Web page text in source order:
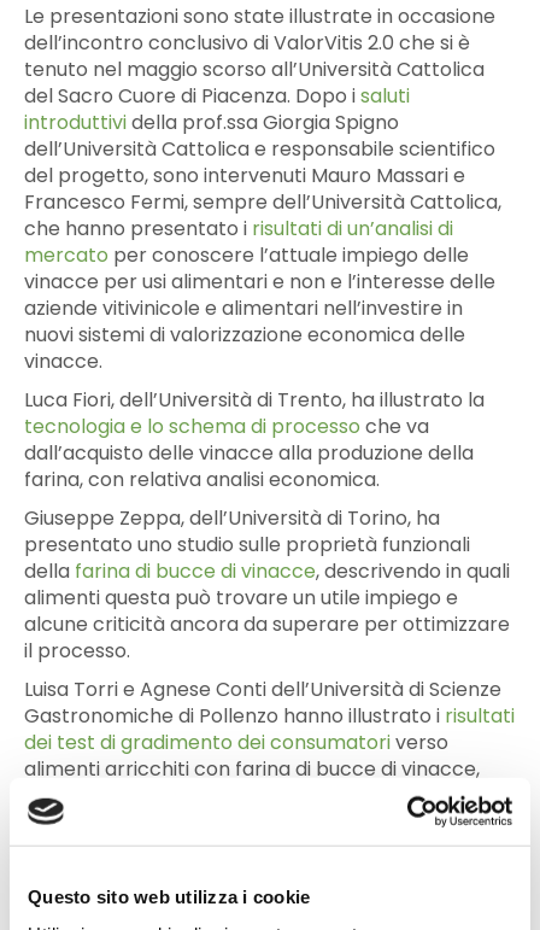
Questo sito web utilizza i cookie
Le presentazioni sono state illustrate in occasione
dell’incontro conclusivo di ValorVitis 2.0 che si è
tenuto nel maggio scorso all’Università Cattolica
del Sacro Cuore di Piacenza. Dopo isaluti
introduttividella prof.ssa Giorgia Spigno
dell’Università Cattolica e responsabile scientifico
del progetto, sono intervenuti Mauro Massari e
Francesco Fermi, sempre dell’Università Cattolica,
che hanno presentato i risultati di un’analisi di
mercato per conoscere l’attuale impiego delle
vinacce per usi alimentari e non e l’interesse delle
aziende vitivinicole e alimentari nell’investire in
nuovi sistemi di valorizzazione economica delle
vinacce.
Luca Fiori, dell’Università di Trento, ha illustrato la
tecnologia e lo schema di processo che va
dall’acquisto delle vinacce alla produzione della
farina, con relativa analisi economica.
Giuseppe Zeppa, dell’Università di Torino, ha
presentato uno studio sulle proprietà funzionali
della farina di bucce di vinacce, descrivendo in quali
alimenti questa può trovare un utile impiego e
alcune criticità ancora da superare per ottimizzare
il processo.
Luisa Torri e Agnese Conti dell’Università di Scienze
Gastronomiche di Pollenzo hanno illustrato i risultati
dei test di gradimento dei consumatoriverso
alimenti arricchiti con farina di bucce di vinacce,
quali biscotti, yogurt e bevande, risultati utili alle
imprese per capire i segmenti di mercato ottimali
nei quali inserirsi.
Infine Vera Lavelli dell’Università di Milano ha
presentato le